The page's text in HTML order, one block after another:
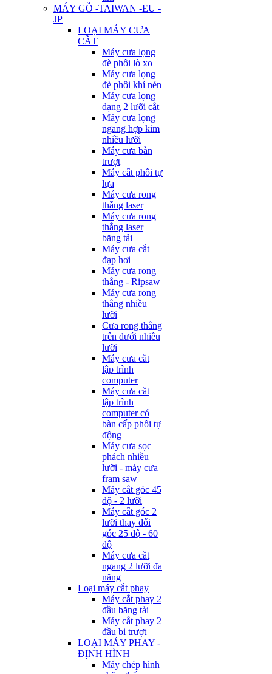
MÁY GỖ -TAIWAN -EU -
JP
LOẠI MÁY CƯA
CẮT
Máy cưa lọng
đè phôi lò xo
Máy cưa lọng
đè phôi khí nén
Máy cưa lọng
dạng 2 lưỡi cắt
Máy cưa lọng
ngang hợp kim
nhiều lưỡi
Máy cưa bàn
trượt
Máy cắt phôi tự
lựa
Máy cưa rong
thẳng laser
Máy cưa rong
thẳng laser
băng tải
Máy cưa cắt
đạp hơi
Máy cưa rong
thẳng - Ripsaw
Máy cưa rong
thẳng nhiều
lưỡi
Cưa rong thẳng
trên dưới nhiều
lưỡi
Máy cưa cắt
lập trình
computer
Máy cưa cắt
lập trình
computer có
bàn cấp phôi tự
động
Máy cưa sọc
phách nhiều
lưỡi - máy cưa
fram saw
Máy cắt góc 45
độ - 2 lưỡi
Máy cắt góc 2
lưỡi thay đổi
góc 25 độ - 60
độ
Máy cưa cắt
ngang 2 lưỡi đa
năng
Loại máy cắt phay
Máy cắt phay 2
đầu băng tải
Máy cắt phay 2
đầu bi trượt
LOẠI MÁY PHAY -
ĐỊNH HÌNH
Máy chép hình